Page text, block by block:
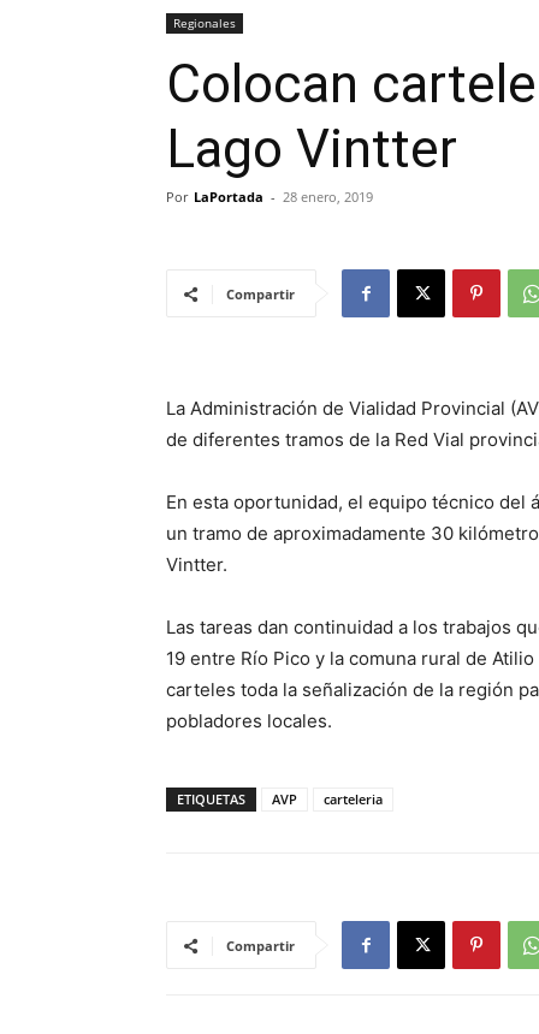
Regionales
Colocan
Lago Vintter
Por LaPortada - 28 enero, 2019
Compartir
La Administración de Vialidad Provincial
de diferentes tramos de la Red Vial
En esta oportunidad, el equipo técnico del
un tramo de aproximadamente 30
Vintter.
Las tareas dan continuidad a los trabajos
19 entre Río Pico y la comuna rural de
carteles toda la señalización de la región
pobladores locales.
ETIQUETAS AVP carteleria
Compartir